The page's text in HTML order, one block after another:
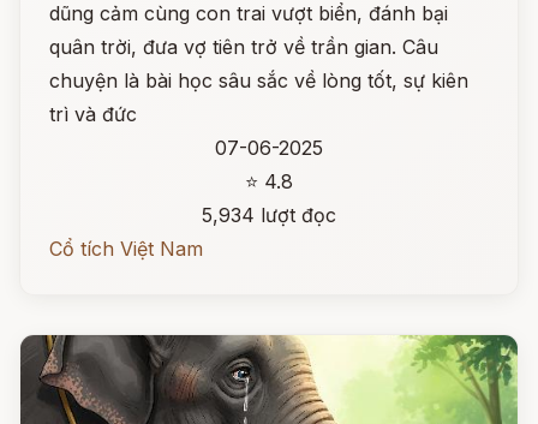
dũng cảm cùng con trai vượt biển, đánh bại
quân trời, đưa vợ tiên trở về trần gian. Câu
chuyện là bài học sâu sắc về lòng tốt, sự kiên
trì và đức
07-06-2025
⭐ 4.8
5,934 lượt đọc
Cổ tích Việt Nam